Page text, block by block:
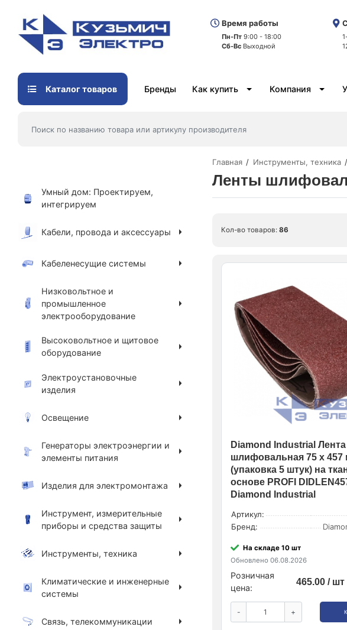
Время работы
Пн-Пт 9:00 - 18:00
Сб-Вс Выходной
Каталог товаров Бренды Как купить Компания
Главная Инструменты, техника
Ленты
Кол-во товаров: 86
Diamond Industrial Лента
шлифовальная 75 x 457
(упаковка 5 штук) на
основе PROFI
Diamond Industrial
Артикул:
Бренд:
На складе 10 шт
Обновлено 06.08.2026
Розничная
цена:
465.00 / шт
- +
Умный дом: Проектируем,
интегрируем
Кабели, провода и аксессуары
Кабеленесущие системы
Низковольтное и
промышленное
электрооборудование
Высоковольтное и щитовое
оборудование
Электроустановочные
изделия
Освещение
Генераторы электроэнергии и
элементы питания
Изделия для электромонтажа
Инструмент, измерительные
приборы и средства защиты
Инструменты, техника
Климатические и инженерные
системы
Связь, телекоммуникации